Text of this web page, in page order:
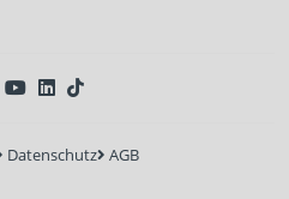
Datenschutz AGB